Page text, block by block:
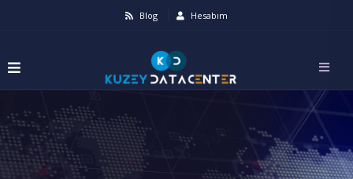
Blog Hesabım